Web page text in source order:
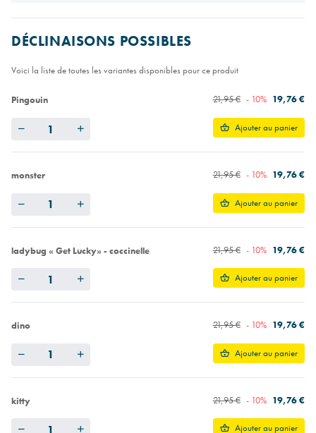
DÉCLINAISONS POSSIBLES
Voici la liste de toutes les variantes disponibles pour ce produit
Pingouin 21,95 € - 10% 19,76 €
Ajouter au panier
monster 21,95 € - 10% 19,76 €
Ajouter au panier
ladybug « Get Lucky» - coccinelle 21,95 € - 10% 19,76 €
Ajouter au panier
dino 21,95 € - 10% 19,76 €
Ajouter au panier
kitty 21,95 € - 10% 19,76 €
Ajouter au panier